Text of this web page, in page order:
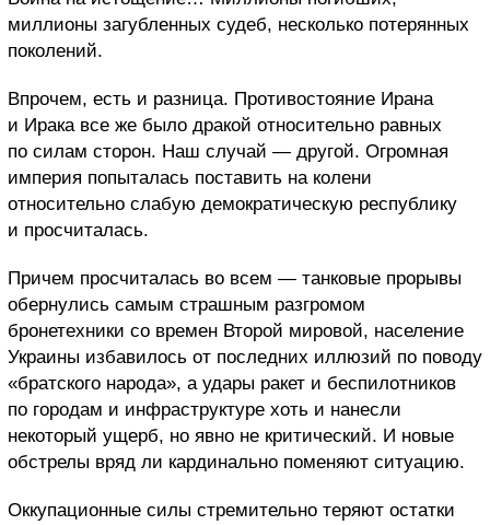
миллионы загубленных судеб, несколько потерянных
поколений.
Впрочем, есть и разница. Противостояние Ирана
и Ирака все же было дракой относительно равных
по силам сторон. Наш случай — другой. Огромная
империя попыталась поставить на колени
относительно слабую демократическую республику
и просчиталась.
Причем просчиталась во всем — танковые прорывы
обернулись самым страшным разгромом
бронетехники со времен Второй мировой, население
Украины избавилось от последних иллюзий по поводу
«братского народа», а удары ракет и беспилотников
по городам и инфраструктуре хоть и нанесли
некоторый ущерб, но явно не критический. И новые
обстрелы вряд ли кардинально поменяют ситуацию.
Оккупационные силы стремительно теряют остатки